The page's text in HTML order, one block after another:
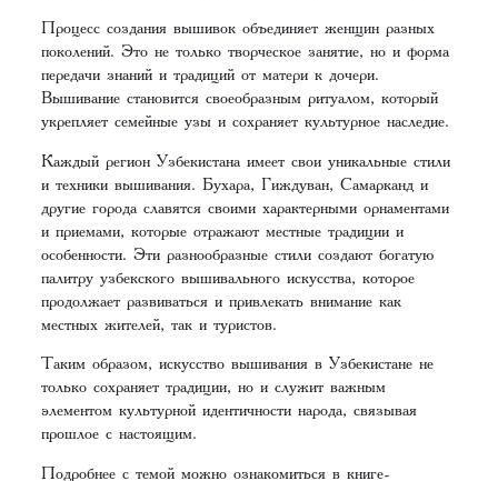
Процесс создания вышивок объединяет женщин разных
поколений. Это не только творческое занятие, но и форма
передачи знаний и традиций от матери к дочери.
Вышивание становится своеобразным ритуалом, который
укрепляет семейные узы и сохраняет культурное наследие.
Каждый регион Узбекистана имеет свои уникальные стили
и техники вышивания. Бухара, Гиждуван, Самарканд и
другие города славятся своими характерными орнаментами
и приемами, которые отражают местные традиции и
особенности. Эти разнообразные стили создают богатую
палитру узбекского вышивального искусства, которое
продолжает развиваться и привлекать внимание как
местных жителей, так и туристов.
Таким образом, искусство вышивания в Узбекистане не
только сохраняет традиции, но и служит важным
элементом культурной идентичности народа, связывая
прошлое с настоящим.
Подробнее с темой можно ознакомиться в книге-